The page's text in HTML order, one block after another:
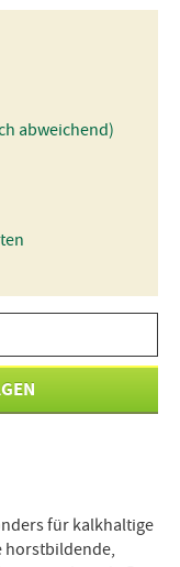
abweichend)
für kalkhaltige
horstbildende,